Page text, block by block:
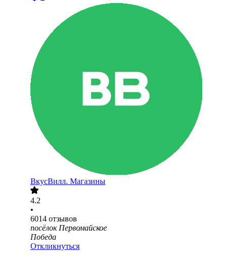
ВкусВилл. Магазины
4.2
•
6014 отзывов
посёлок Первомайское
Победа
Откликнуться